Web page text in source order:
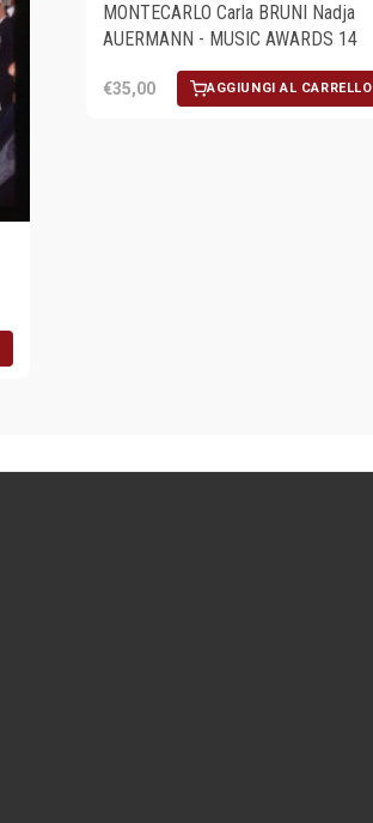
MONTECARLO Carla BRUNI Nadja
AUERMANN - MUSIC AWARDS 14
€35,00 AGGIUNGI AL CARRELLO